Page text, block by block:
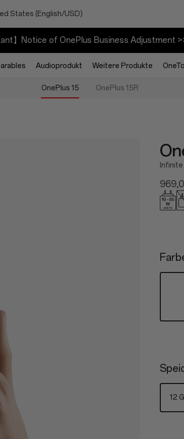
States (English/USD)
】Notice of OnePlus Business Adjustment
Audioprodukt Weitere Produkte
OnePlus 15 OnePlus 15R
12